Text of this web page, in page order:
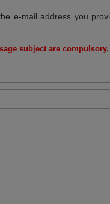
e-mail address you
subject are compulsory.